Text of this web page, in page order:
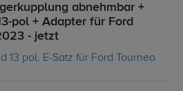
abnehmbar +
pol + Adapter für Ford
- jetzt